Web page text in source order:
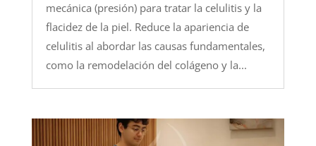
mecánica (presión) para tratar la celulitis y la
flacidez de la piel. Reduce la apariencia de
celulitis al abordar las causas fundamentales,
como la remodelación del colágeno y la...